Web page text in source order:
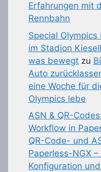
Erfahrungen mit
Rennbahn
Special Olympics
im Stadion
was bewegt zu
Auto
eine Woche für
Olympics lebe
ASN & QR-
Workflow in
QR-Code- und
Paperless-NGX –
Konfiguration